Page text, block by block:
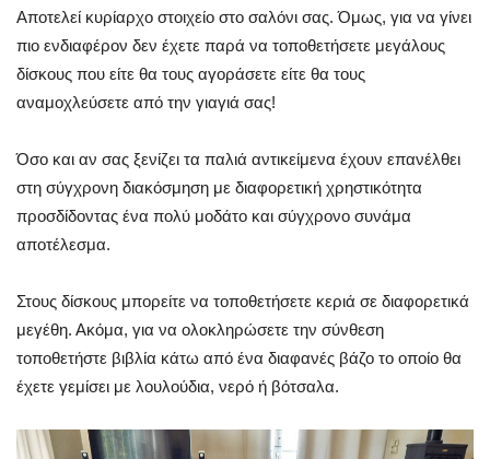
Αποτελεί κυρίαρχο στοιχείο στο σαλόνι σας. Όμως, για να γίνει
πιο ενδιαφέρον δεν έχετε παρά να τοποθετήσετε μεγάλους
δίσκους που είτε θα τους αγοράσετε είτε θα τους
αναμοχλεύσετε από την γιαγιά σας!
Όσο και αν σας ξενίζει τα παλιά αντικείμενα έχουν επανέλθει
στη σύγχρονη διακόσμηση με διαφορετική χρηστικότητα
προσδίδοντας ένα πολύ μοδάτο και σύγχρονο συνάμα
αποτέλεσμα.
Στους δίσκους μπορείτε να τοποθετήσετε κεριά σε διαφορετικά
μεγέθη. Ακόμα, για να ολοκληρώσετε την σύνθεση
τοποθετήστε βιβλία κάτω από ένα διαφανές βάζο το οποίο θα
έχετε γεμίσει με λουλούδια, νερό ή βότσαλα.